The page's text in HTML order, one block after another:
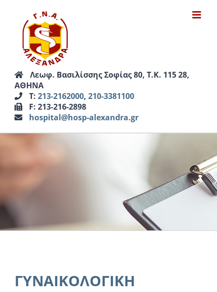
περιεχόμενο
Λεωφ. Βασιλίσσης Σοφίας 80, Τ.Κ. 115 28,
ΑΘΗΝΑ
Τ: 213-2162000, 210-3381100
F: 213-216-2898
hospital@hosp-alexandra.gr
ΓΥΝΑΙΚΟΛΟΓΙΚΗ